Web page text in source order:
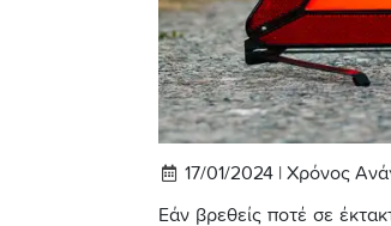
17/01/2024 | Χρόνος
Εάν βρεθείς ποτέ σε